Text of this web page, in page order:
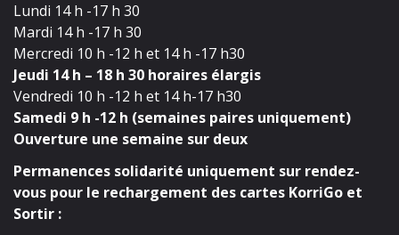
Lundi 14 h -17 h 30
Mardi 14 h -17 h 30
Mercredi 10 h -12 h et 14 h -17 h30
Jeudi 14 h – 18 h 30 horaires élargis
Vendredi 10 h -12 h et 14 h-17 h30
Samedi 9 h -12 h (semaines paires uniquement)
Ouverture une semaine sur deux
Permanences solidarité uniquement sur rendez-
vous pour le rechargement des cartes KorriGo et
Sortir :